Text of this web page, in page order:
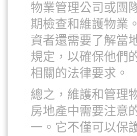
物業管理公司或團
期檢查和維護物業
資者還需要了解當
規定，以確保他們
相關的法律要求。
總之，維護和管理
房地產中需要注意
一。它不僅可以保